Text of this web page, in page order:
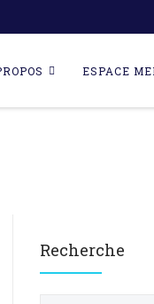
ESPACE
Recherche